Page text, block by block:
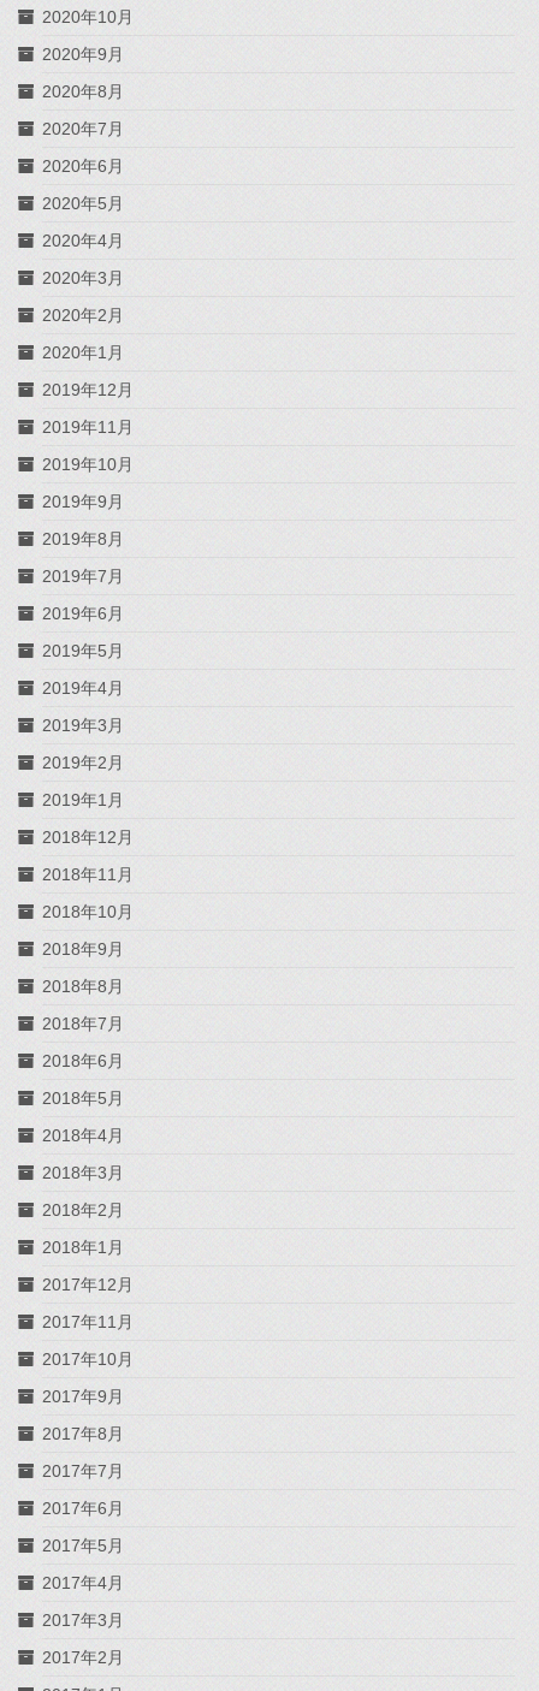
2020年10月
2020年9月
2020年8月
2020年7月
2020年6月
2020年5月
2020年4月
2020年3月
2020年2月
2020年1月
2019年12月
2019年11月
2019年10月
2019年9月
2019年8月
2019年7月
2019年6月
2019年5月
2019年4月
2019年3月
2019年2月
2019年1月
2018年12月
2018年11月
2018年10月
2018年9月
2018年8月
2018年7月
2018年6月
2018年5月
2018年4月
2018年3月
2018年2月
2018年1月
2017年12月
2017年11月
2017年10月
2017年9月
2017年8月
2017年7月
2017年6月
2017年5月
2017年4月
2017年3月
2017年2月